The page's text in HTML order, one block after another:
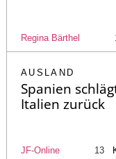
Regina Bärthel
AUSLAND
Spanien
Italien zurück
JF-Online 13